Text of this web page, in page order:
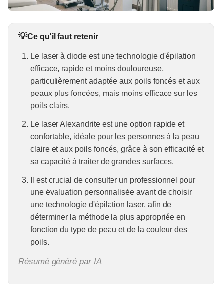
Ce qu'il faut retenir
Le laser à diode est une technologie d'épilation
efficace, rapide et moins douloureuse,
particulièrement adaptée aux poils foncés et aux
peaux plus foncées, mais moins efficace sur les
poils clairs.
Le laser Alexandrite est une option rapide et
confortable, idéale pour les personnes à la peau
claire et aux poils foncés, grâce à son efficacité et
sa capacité à traiter de grandes surfaces.
Il est crucial de consulter un professionnel pour
une évaluation personnalisée avant de choisir
une technologie d'épilation laser, afin de
déterminer la méthode la plus appropriée en
fonction du type de peau et de la couleur des
poils.
Résumé généré par IA